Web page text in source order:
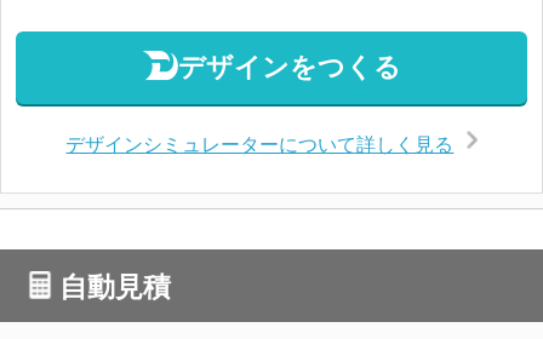
デザインをつくる
デザインシミュレーターについて詳しく見る
自動見積